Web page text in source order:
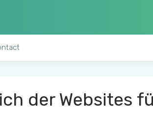
der Websites